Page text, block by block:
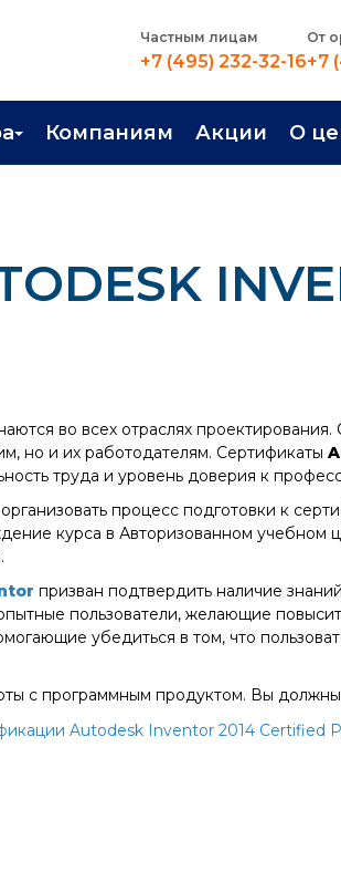
Частным лицам
+7 (495) 232-32-16
От
+7
Компаниям Акции О
О
во всех отраслях
но и их работодателям. Сертификаты
труда и уровень доверия к
процесс подготовки к
курса в Авторизованном
призван подтвердить наличие
пользователи, желающие
убедиться в том, что
с программным продуктом. Вы
Autodesk Inventor 2014 Certified